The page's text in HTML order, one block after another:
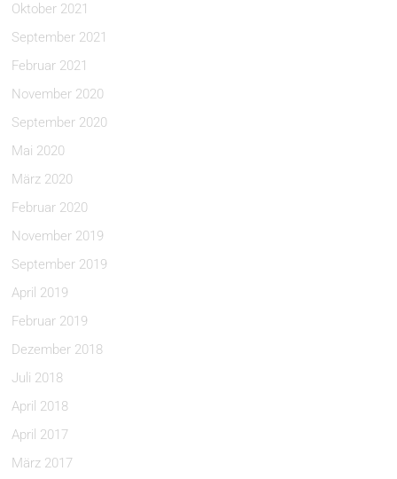
Oktober 2021
September 2021
Februar 2021
November 2020
September 2020
Mai 2020
März 2020
Februar 2020
November 2019
September 2019
April 2019
Februar 2019
Dezember 2018
Juli 2018
April 2018
April 2017
März 2017